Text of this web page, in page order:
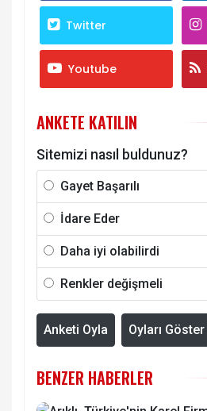
Twitter
Youtube
ANKETE KATILIN
Sitemizi nasıl buldunuz?
Gayet Başarılı
İdare Eder
Daha iyi olabilirdi
Renkler değişmeli
Anketi Oyla Oyları Göster
BENZER HABERLER